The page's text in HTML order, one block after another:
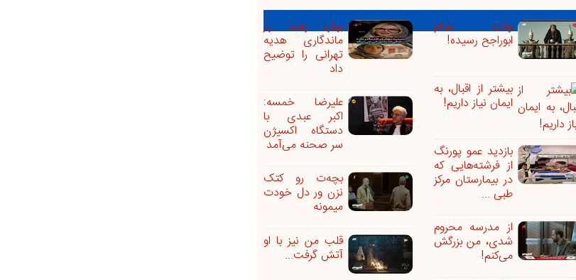
وقت اعدام
ابوراجح رسیده!
بیشتر از اقبال، به
ایمان نیاز داریم!
بازدید عمو پورنگ
از فرشته‌هایی که
در بیمارستان مرکز
طبی ...
از مدرسه محروم
شدی، من بزرگش
می‌کنم!
بهاره رهنما راز
ماندگاری هدیه
تهرانی را توضیح
داد
علیرضا خمسه:
اکبر عبدی با
دستگاه اکسیژن
سر صحنه می‌آمد
بچه‌ت رو کتک
نزن ور دل خودت
میمونه
قلب من نیز با او
آتش گرفت...